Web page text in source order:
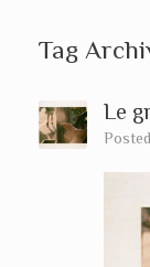
Tag
Le